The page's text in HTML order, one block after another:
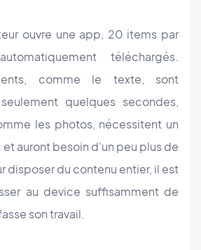
ouvre une app, 20 items par
téléchargés.
comme le texte, sont
quelques secondes,
les photos, nécessitent un
auront besoin d'un peu plus de
disposer du contenu entier, il est
au device suffisamment de
son travail.